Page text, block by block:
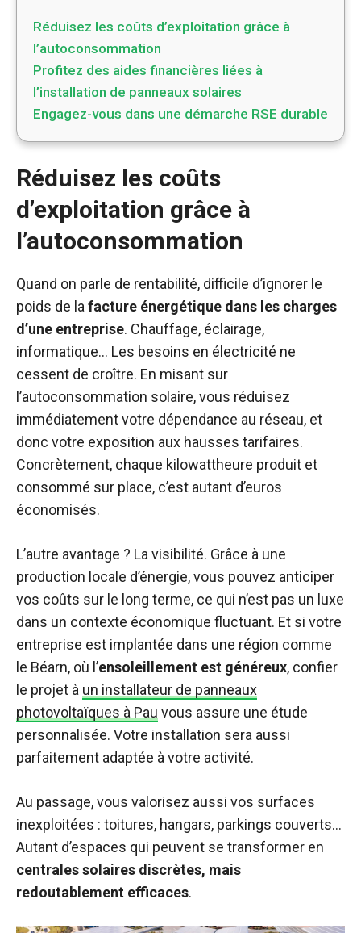
Réduisez les coûts d’exploitation grâce à
l’autoconsommation
Profitez des aides financières liées à
l’installation de panneaux solaires
Engagez-vous dans une démarche RSE durable
Réduisez les coûts
d’exploitation grâce à
l’autoconsommation
Quand on parle de rentabilité, difficile d’ignorer le
poids de la facture énergétique dans les charges
d’une entreprise. Chauffage, éclairage,
informatique… Les besoins en électricité ne
cessent de croître. En misant sur
l’autoconsommation solaire, vous réduisez
immédiatement votre dépendance au réseau, et
donc votre exposition aux hausses tarifaires.
Concrètement, chaque kilowattheure produit et
consommé sur place, c’est autant d’euros
économisés.
L’autre avantage ? La visibilité. Grâce à une
production locale d’énergie, vous pouvez anticiper
vos coûts sur le long terme, ce qui n’est pas un luxe
dans un contexte économique fluctuant. Et si votre
entreprise est implantée dans une région comme
le Béarn, où l’ensoleillement est généreux, confier
le projet à un installateur de panneaux
photovoltaïques à Pau vous assure une étude
personnalisée. Votre installation sera aussi
parfaitement adaptée à votre activité.
Au passage, vous valorisez aussi vos surfaces
inexploitées : toitures, hangars, parkings couverts…
Autant d’espaces qui peuvent se transformer en
centrales solaires discrètes, mais
redoutablement efficaces.